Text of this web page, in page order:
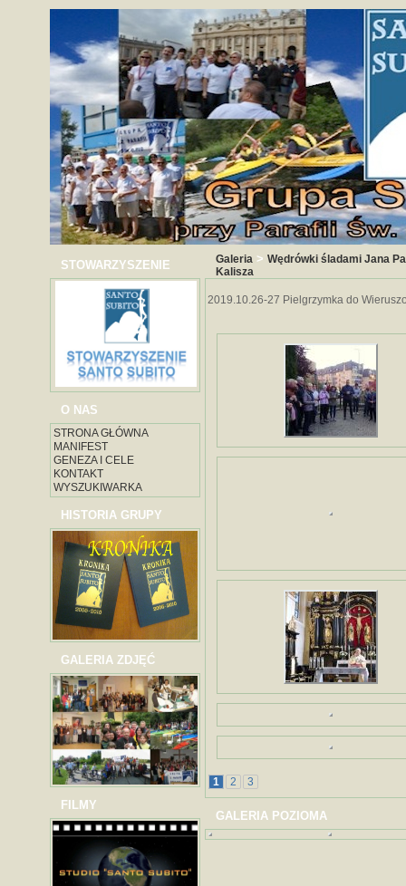
STOWARZYSZENIE
O NAS
STRONA GŁÓWNA
MANIFEST
GENEZA I CELE
KONTAKT
WYSZUKIWARKA
HISTORIA GRUPY
GALERIA ZDJĘĆ
FILMY
Galeria > Wędrówki śladami Jana
Kalisza
2019.10.26-27 Pielgrzymka do
1 2 3
GALERIA POZIOMA